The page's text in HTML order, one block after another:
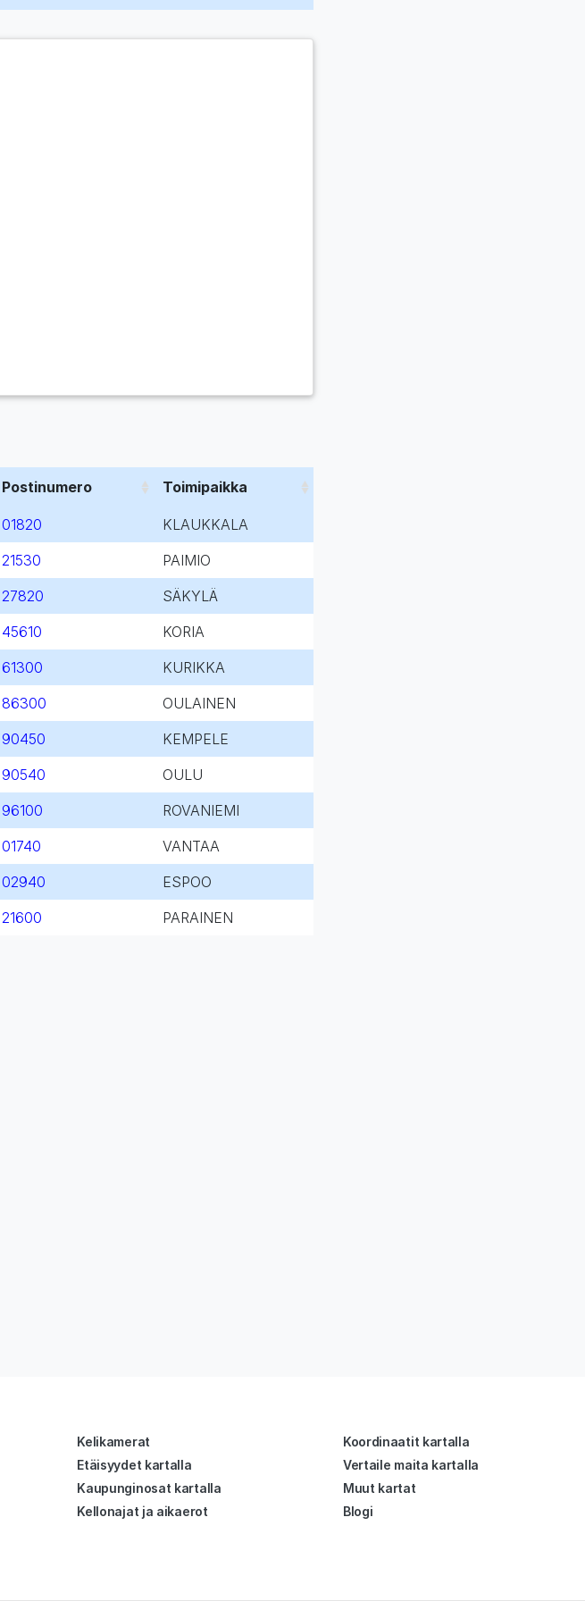
Postinumero Toimipaikka
01820
KLAUKKALA
21530
PAIMIO
27820
SÄKYLÄ
45610
KORIA
61300
KURIKKA
86300
OULAINEN
90450
KEMPELE
90540
OULU
96100
ROVANIEMI
01740
VANTAA
02940
ESPOO
21600 PARAINEN
Kelikamerat
Etäisyydet kartalla
Kaupunginosat kartalla
Kellonajat ja aikaerot
Koordinaatit kartalla
Vertaile maita kartalla
Muut kartat
Blogi